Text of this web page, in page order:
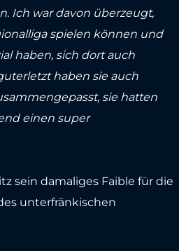
Ich war davon überzeugt,
spielen können und
haben, sich dort auch
haben sie auch
sie hatten
einen super
sein damaliges Faible für die
unterfränkischen